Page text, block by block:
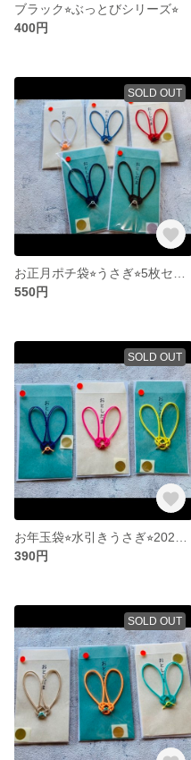
ブラック⭐︎ぶっとびシリーズ⭐︎
400円
SOLD OUT
550円
SOLD OUT
390円
SOLD OUT